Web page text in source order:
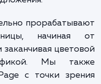
к нам для
с анализа
и целей.